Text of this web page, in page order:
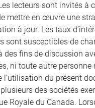
lecteurs sont invités à
mettre en œuvre une
à jour. Les taux
sont susceptibles de
fins de discussion
ni toute autre
du présent
des sociétés
Royale du Canada.